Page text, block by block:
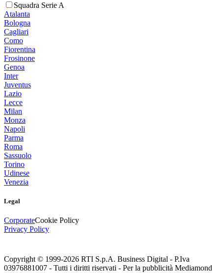
Squadra Serie A
Atalanta
Bologna
Cagliari
Como
Fiorentina
Frosinone
Genoa
Inter
Juventus
Lazio
Lecce
Milan
Monza
Napoli
Parma
Roma
Sassuolo
Torino
Udinese
Venezia
Legal
CorporateCookie Policy
Privacy Policy
Copyright © 1999-2026 RTI S.p.A. Business Digital - P.Iva
03976881007 - Tutti i diritti riservati - Per la pubblicità Mediamond